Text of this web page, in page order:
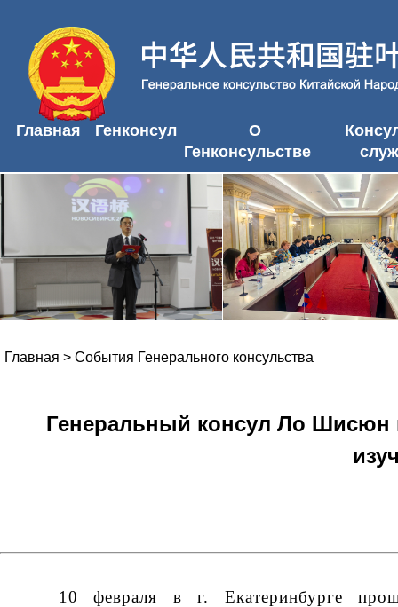
Главная Генконсул
О
Генконсульстве
Главная > События Генерального консульства
Генеральный консул Ло Шисюн
10 февраля в г. Екатеринбурге